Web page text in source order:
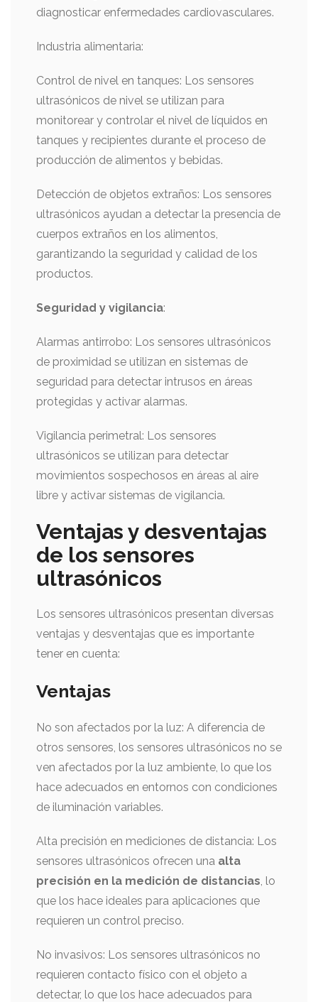
diagnosticar enfermedades cardiovasculares.
Industria alimentaria:
Control de nivel en tanques: Los sensores
ultrasónicos de nivel se utilizan para
monitorear y controlar el nivel de líquidos en
tanques y recipientes durante el proceso de
producción de alimentos y bebidas.
Detección de objetos extraños: Los sensores
ultrasónicos ayudan a detectar la presencia de
cuerpos extraños en los alimentos,
garantizando la seguridad y calidad de los
productos.
Seguridad y vigilancia:
Alarmas antirrobo: Los sensores ultrasónicos
de proximidad se utilizan en sistemas de
seguridad para detectar intrusos en áreas
protegidas y activar alarmas.
Vigilancia perimetral: Los sensores
ultrasónicos se utilizan para detectar
movimientos sospechosos en áreas al aire
libre y activar sistemas de vigilancia.
Ventajas y desventajas
de los sensores
ultrasónicos
Los sensores ultrasónicos presentan diversas
ventajas y desventajas que es importante
tener en cuenta:
Ventajas
No son afectados por la luz: A diferencia de
otros sensores, los sensores ultrasónicos no se
ven afectados por la luz ambiente, lo que los
hace adecuados en entornos con condiciones
de iluminación variables.
Alta precisión en mediciones de distancia: Los
sensores ultrasónicos ofrecen una alta
precisión en la medición de distancias, lo
que los hace ideales para aplicaciones que
requieren un control preciso.
No invasivos: Los sensores ultrasónicos no
requieren contacto físico con el objeto a
detectar, lo que los hace adecuados para